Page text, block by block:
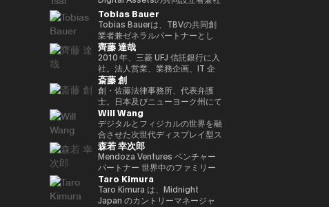
Week などの国際的なイベントで
登壇する世界的に評価の高いスピ
ーカーでもある。市場動向やブロ
ックチェーンの普及に関する彼の
見解は、The Times、
CoinDesk、Entrepreneur
Middle East といった主要メディ
アからも注目を集めている。 ま
た、ソーシャルメディアでの積極
的な発信を通じて、その影響力を
さらに拡大。短期的な利益よりも
Web3 の長期的な可能性を重視
し、世界の在り方を再定義するス
タートアップへの投資を推進して
いる。 「Web3 は未来である」
という確固たる信念のもと、
Budki は分散型テクノロジーの進
化を牽引する重要な存在である。
けています。
World AI Council（カナダ）認定
チーフ AI オフィサー（Chief AI
Officer） • Gulf College 理事会
（Board of Trustees）メンバー
• オマーン商工会議所 デジタル経
済・AI 委員会メンバー •
GCC（湾岸協力会議）AI プロジ
ェクトおよび AI 国際アワード審
査委員メンバー • 大学および学術
アドバイザリーボードメンバー
（SQU、AOU、Sohar
University） • Global CIO
Summit（タイ、2022年）にて
Digital Transformation
Inspiring Award を受賞 • Global
CIO Summit（アゼルバイジャ
ン、2023年）にて Impact
Trailblazer Award を受賞 • 国家
EMURGOの戦略的方向性および
グローバルオペレーション全体を
統括し、投資、パートナーシッ
プ、インフラ開発を通じて、従来
の金融とブロックチェーンをつな
ぐ取り組みを主導しています。
す。 CEOとしてカニー氏は、
SecondSwapの戦略的ビジョン
とプロダクト開発の実行を統括
し、Web3市場における持続可能
な流動性とアクセシビリティを高
めるためのイノベーションを推進
しています。
長であり、同社はSEC（米国証券
取引委員会）に登録されたデジタ
ルアセット管理会社です。彼は同
社で製品開発と取引を監督してい
ます。三か国語を操り、仮想通貨
のネイティブスピーカーであり、
また伝統的な金融分野のベテラン
でもあります。ベンは、シンガポ
ールのメリルリンチ・コモディテ
ィーズで15年以上にわたりシニ
アリーダーシップの経験を積み、
同社のCEOを務めました。ま
た、アライアンス・バーンスタイ
ンでは、東京、香港、シンガポー
ル、ソウル、台北で収益性のある
ディストリビューションチームを
統括し、ビジネス戦略を牽引しま
した。 ベンはサザンカリフォル
Tobias Bauer
Tobias Bauerは、TBVの共同創
業者兼ゼネラルパートナーとし
て、トップクラスのスタートアッ
プへの投資やベンチャービルディ
ングを行っています。過去には
Blockchain Founders Fundのパ
ートナーを務め、75Mドルのファ
ンドを立ち上げ、150以上のスタ
ートアップに投資しました。ま
た、Consensusや香港フィンテ
ックウィークなど300以上の
Web3・テック会議で講演経験が
あります。彼はこれまで15都市9
か国で生活し、中国語、英語、ド
イツ語に堪能です。
齊藤 達哉
2010 年、三菱 UFJ 信託銀行に入
社。法人営業、業務企画、IT 企
画を経て、2016 年に FinTech 推
進室設立、1 人目の専任担当とし
て三菱 UFJ 信託銀行のデジタル
戦略を企画・推進。“シリアルイ
ントレプレナー(連続社内起業
家)”として、情報銀行基盤
「Dprime」、デジタル証券基盤
「Progmat」、ステーブルコイ
ン基盤「Progmat Coin」、機能
型 NFT 基盤「Progmat UT」、
数多くの組織が入会する「デジタ
ルアセット共創コンソーシアム」
斎藤 創
創・佐藤法律事務所、代表弁護
士。日本及びニューヨーク州にて
弁護士資格。東京大学法学部、ニ
ューヨーク大学ロースクール卒。
西村あさひ法律事務所にて主とし
て金融分野（証券化、ファンド、
デリバティブ等）を取り扱った
後、2015年に独立して現事務所
を立ち上げた。Web3、
FinTech、Metaverse、スタート
アップを専門とする。 著書に
Will Wang
デジタルとフィジカルの世界を融
合させた次世代ディスプレイ型ス
マートグラスを開発する企業
Even Realities の創業者兼CEO
です。 2023年に設立されたEven
Realitiesは、「テクノロジーは
前に出るのではなく、日常生活を
静かに支え、さりげなく価値を高
森若 幸次郎
Mendoza Ventures ベンチャー
パートナー 世界中のファミリー
オフィス、ベンチャーキャピタ
ル、テクノロジー企業をつなぎ、
次世代のAI・Web3イノベーショ
Taro Kimura
Taro Kimura は、Midnight
Japan のカントリーマネージャ